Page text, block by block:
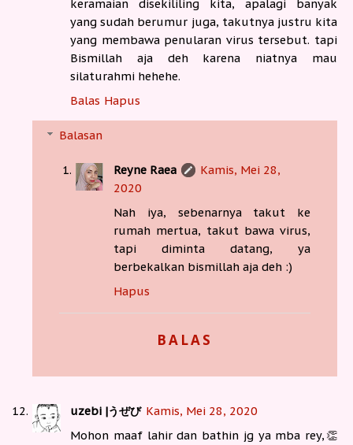
keramaian disekililing kita, apalagi banyak
yang sudah berumur juga, takutnya justru kita
yang membawa penularan virus tersebut. tapi
Bismillah aja deh karena niatnya mau
silaturahmi hehehe.
Balas Hapus
Balasan
Reyne Raea
Kamis, Mei 28,
2020
Nah iya, sebenarnya takut ke
rumah mertua, takut bawa virus,
tapi diminta datang, ya
berbekalkan bismillah aja deh :)
Hapus
BALAS
uzebi |うぜび Kamis, Mei 28, 2020
Mohon maaf lahir dan bathin jg ya mba rey,👏